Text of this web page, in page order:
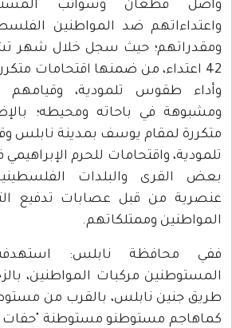
قطعان وسوائب
ضد المواطنين
حيث سجل خلال شهر
42 اعتداء، من ضمنها اقتحامات
طقوس تلمودية، وقيامهم
في باحاته ومحيطه؛
لمقام يوسف بمدينة نابلس
واقتحامات للحرم الإبراهيمي
القرى والبلدات
من قبل عصابات تدفيع
وممتلكاتهم.
محافظة نابلس:
مركبات المواطنين،
جنين نابلس، بالقرب من
مستوطنو مستوطنة "حفات